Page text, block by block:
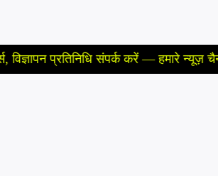
प्रतिनिधि संपर्क करें — हमारे न्यूज़ चैनल